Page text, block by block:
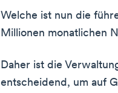
Welche ist nun die
Millionen monatlichen
Daher ist die
entscheidend, um auf